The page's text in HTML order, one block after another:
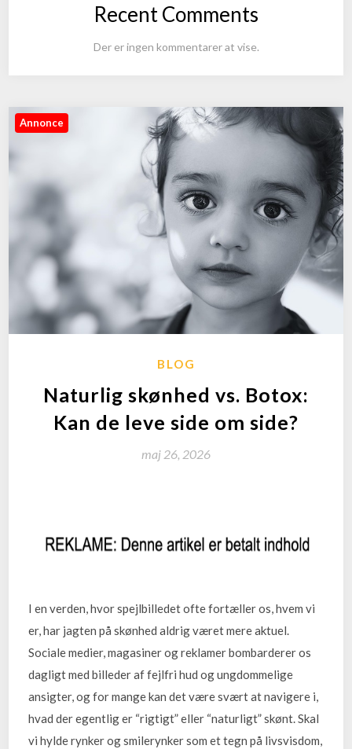
Recent Comments
Der er ingen kommentarer at vise.
Annonce
BLOG
Naturlig skønhed vs. Botox:
Kan de leve side om side?
maj 26, 2026
I en verden, hvor spejlbilledet ofte fortæller os, hvem vi
er, har jagten på skønhed aldrig været mere aktuel.
Sociale medier, magasiner og reklamer bombarderer os
dagligt med billeder af fejlfri hud og ungdommelige
ansigter, og for mange kan det være svært at navigere i,
hvad der egentlig er “rigtigt” eller “naturligt” skønt. Skal
vi hylde rynker og smilerynker som et tegn på livsvisdom,